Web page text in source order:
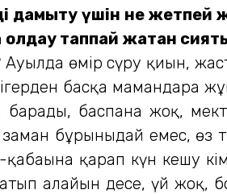
дамыту үшін не
таппай жатқан
өмір сүру қиын,
басқа мамандарға
барады, баспана жоқ,
заман бұрынғыдай емес,
қарап күн кешу
алайын десе, үй жоқ,